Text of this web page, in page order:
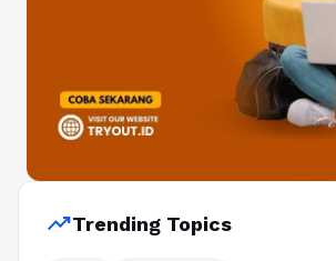
trending_upTrending Topics